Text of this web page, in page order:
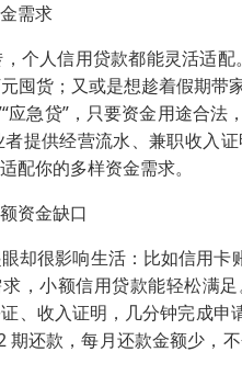
需求​
个人信用贷款都能灵活适
囤货；又或是想趁着假期
应急贷”，只要资金用途合
提供经营流水、兼职收入
配你的多样资金需求。
资金缺口​
却很影响生活：比如信用
，小额信用贷款能轻松满
、收入证明，几分钟完成
期还款，每月还款金额少，